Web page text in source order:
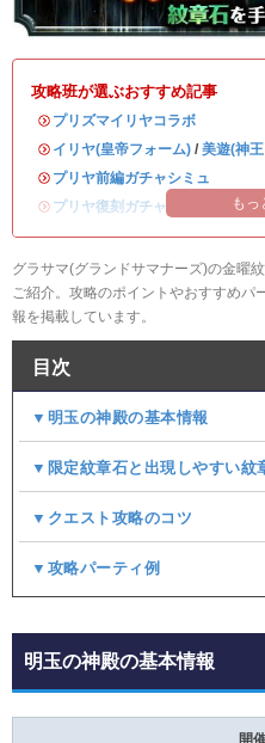
攻略班が選ぶおすすめ記事
・ プリズマイリヤコラボ
・ イリヤ(皇帝フォーム) / 美遊(神
・ プリヤ前編ガチャシミュ
・ プリヤ復刻ガチャシミュ もっ
グラサマ(グランドサマナーズ)の金曜
ご紹介。攻略のポイントやおすすめパ
報を掲載しています。
目次
▼明玉の神殿の基本情報
▼限定紋章石と出現しやすい紋
▼クエスト攻略のコツ
▼攻略パーティ例
明玉の神殿の基本情報
開